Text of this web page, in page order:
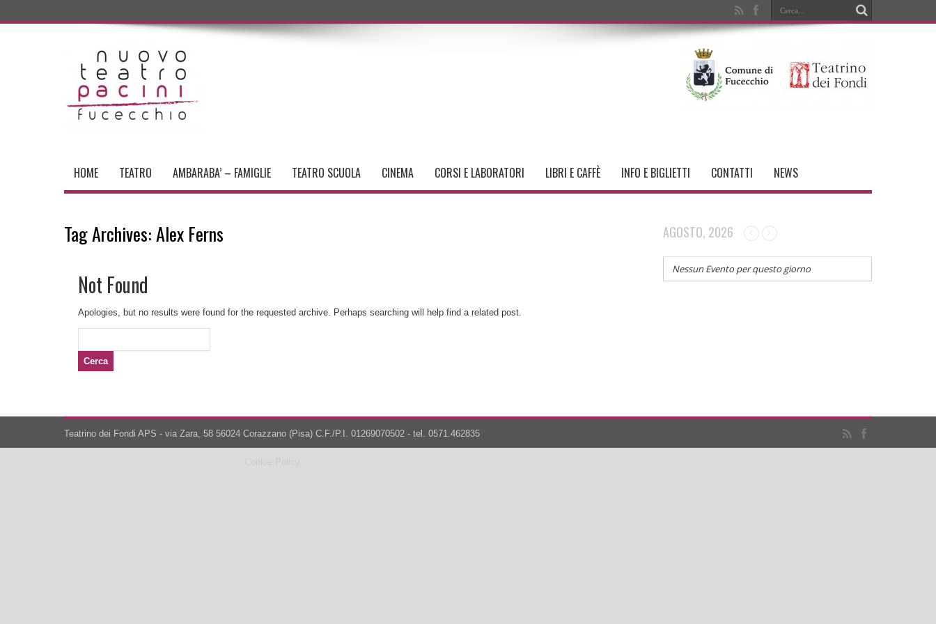
HOME TEATRO AMBARABA’ – FAMIGLIE TEATRO SCUOLA CINEMA CORSI E LABORATORI LIBRI E CAFFÈ INFO E BIGLIETTI CONTATTI NEWS
Tag Archives:Alex Ferns
Not Found
Apologies, but no results were found for the requested archive. Perhaps searching will help find a related post.
AGOSTO, 2026
Nessun Evento per questo giorno
Teatrino dei Fondi APS - via Zara, 58 56024 Corazzano (Pisa) C.F./P.I. 01269070502 - tel. 0571.462835